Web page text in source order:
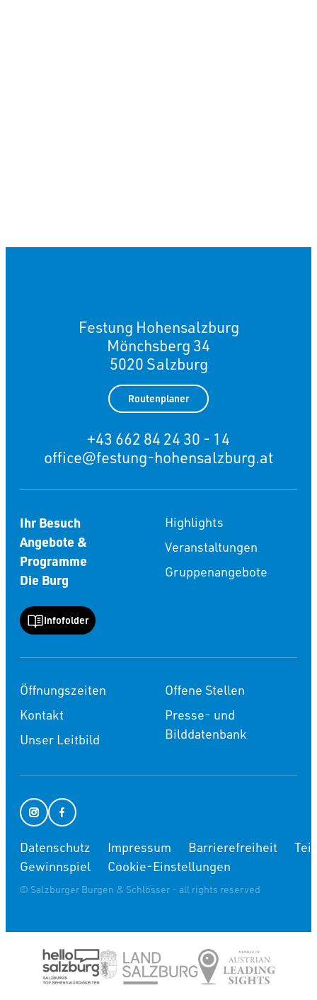
Festung Hohensalzburg
Mönchsberg 34
5020 Salzburg
Routenplaner
+43 662 84 24 30 - 14
office@festung-hohensalzburg.at
Ihr Besuch
Angebote &
Programme
Die Burg
Infofolder
Highlights
Veranstaltungen
Gruppenangebote
Öffnungszeiten
Kontakt
Unser Leitbild
Offene Stellen
Presse- und
Bilddatenbank
Datenschutz Impressum Barrierefreiheit
Gewinnspiel
Cookie-Einstellungen
© Salzburger Burgen & Schlösser - all rights reserved